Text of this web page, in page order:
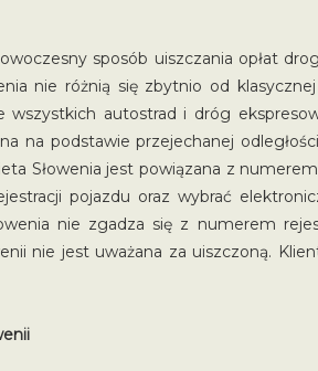
sposób uiszczania opłat
nie różnią się zbytnio od
autostrad i dróg
na podstawie przejechanej
Słowenia jest powiązana z
pojazdu oraz wybrać
nie zgadza się z numerem
nie jest uważana za uiszczoną.